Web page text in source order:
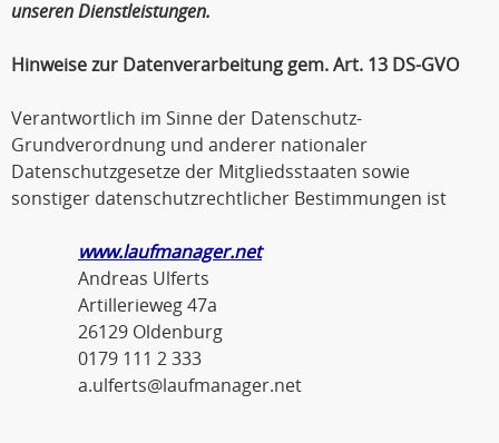
unseren Dienstleistungen.
Hinweise zur Datenverarbeitung gem. Art. 13 DS-GVO
Verantwortlich im Sinne der Datenschutz-
Grundverordnung und anderer nationaler
Datenschutzgesetze der Mitgliedsstaaten sowie
sonstiger datenschutzrechtlicher Bestimmungen ist
www.laufmanager.net
Andreas Ulferts
Artillerieweg 47a
26129 Oldenburg
0179 111 2 333
a.ulferts@laufmanager.net